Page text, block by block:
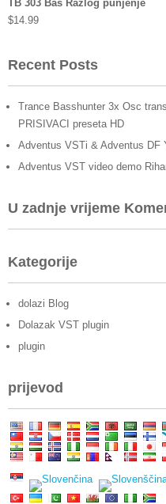
TB 303 Bas Razlog punjenje
$14.99
Recent Posts
Trance Basshunter 3x Osc
PRISIVACI preseta HD
Adventus VSTi & Adventus DF
Adventus VST video demo
U zadnje vrijeme
Kategorije
dolazi Blog
Dolazak VST plugin
plugin
prijevod